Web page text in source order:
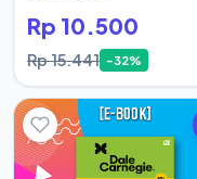
Rp 10.500
Rp 15.441 -32%